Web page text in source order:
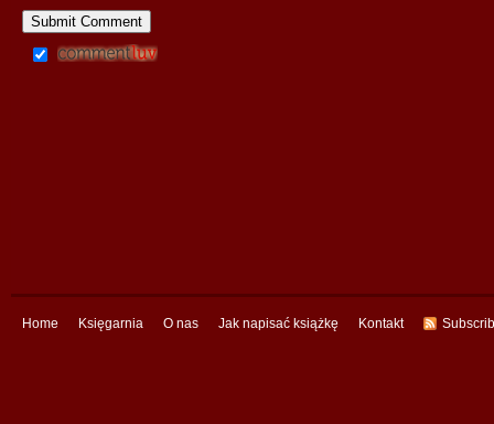
Home Księgarnia O nas Jak napisać książkę Kontakt